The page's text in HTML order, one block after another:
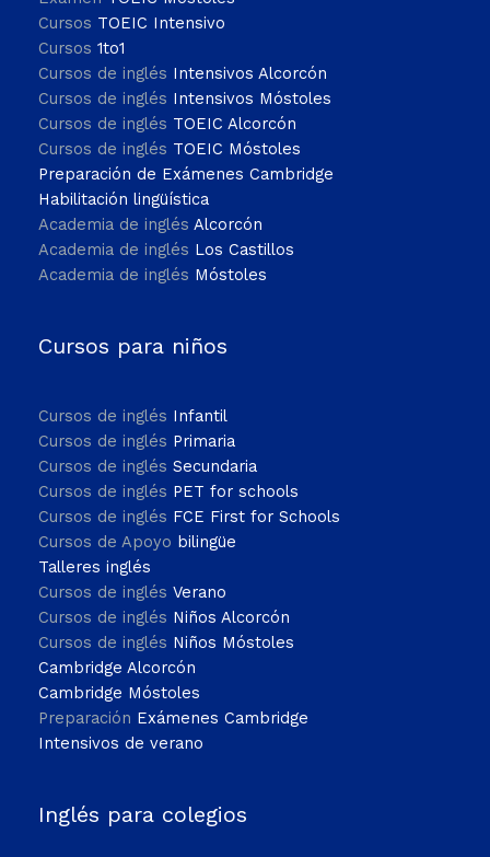
Cursos TOEIC Intensivo
Cursos 1to1
Cursos de inglés Intensivos Alcorcón
Cursos de inglés Intensivos Móstoles
Cursos de inglés TOEIC Alcorcón
Cursos de inglés TOEIC Móstoles
Preparación de Exámenes Cambridge
Habilitación lingüística
Academia de inglés Alcorcón
Academia de inglés Los Castillos
Academia de inglés Móstoles
Cursos para niños
Cursos de inglés Infantil
Cursos de inglés Primaria
Cursos de inglés Secundaria
Cursos de inglés PET for schools
Cursos de inglés FCE First for Schools
Cursos de Apoyo bilingüe
Talleres inglés
Cursos de inglés Verano
Cursos de inglés Niños Alcorcón
Cursos de inglés Niños Móstoles
Cambridge Alcorcón
Cambridge Móstoles
Preparación Exámenes Cambridge
Intensivos de verano
Inglés para colegios